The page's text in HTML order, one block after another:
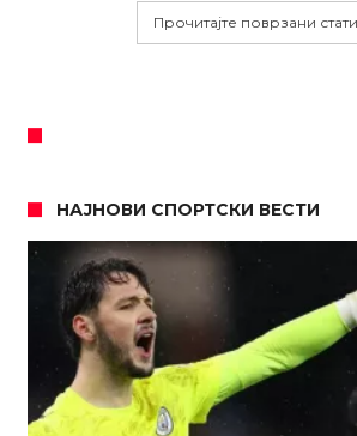
Прочитајте поврзани
НАЈНОВИ СПОРТСКИ ВЕСТИ